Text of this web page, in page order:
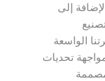
إلى
الواسعة
تحديات
مصممة